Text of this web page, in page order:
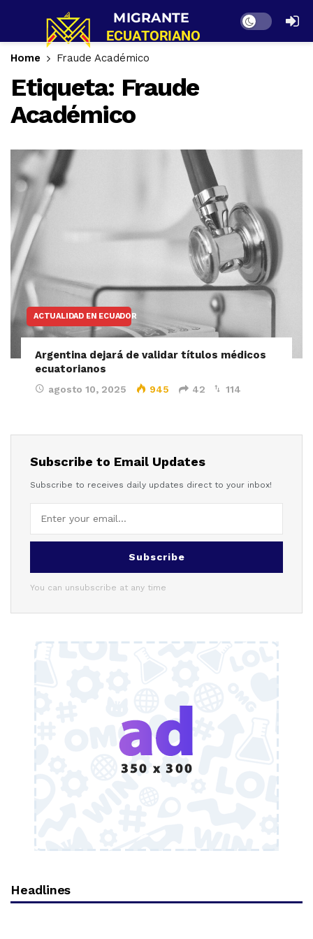
Dark mode
Home Fraude Académico
Etiqueta: Fraude
Académico
ACTUALIDAD EN ECUADOR
Argentina dejará de validar títulos médicos
ecuatorianos
agosto 10, 2025 945 42 114
Subscribe to Email Updates
Subscribe to receives daily updates direct to your inbox!
Subscribe
You can unsubscribe at any time
Headlines